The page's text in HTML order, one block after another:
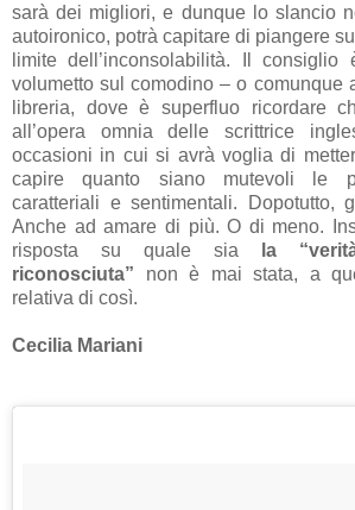
sarà dei migliori, e dunque lo slancio
autoironico, potrà capitare di piangere
limite dell’inconsolabilità. Il
volumetto sul comodino – o comunque
libreria, dove è superfluo ricordare
all’opera omnia delle scrittrice
occasioni in cui si avrà voglia di
capire quanto siano mutevoli le
caratteriali e sentimentali. Dopotutto,
Anche ad amare di più. O di meno.
risposta su quale sia
la
riconosciuta” non è mai stata, a
relativa di così.
Cecilia Mariani